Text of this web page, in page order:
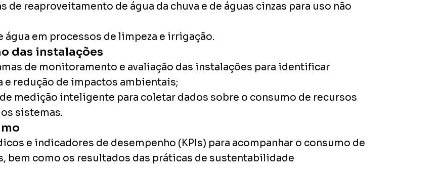
de reaproveitamento de água da chuva e de águas cinzas para uso não
em processos de limpeza e irrigação.
das instalações
de monitoramento e avaliação das instalações para identificar
redução de impactos ambientais;
de medição inteligente para coletar dados sobre o consumo de recursos
sistemas.
e indicadores de desempenho (KPIs) para acompanhar o consumo de
bem como os resultados das práticas de sustentabilidade